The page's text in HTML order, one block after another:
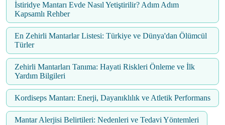
İstiridye Mantarı Evde Nasıl Yetiştirilir? Adım Adım
Kapsamlı Rehber
En Zehirli Mantarlar Listesi: Türkiye ve Dünya'dan Ölümcül
Türler
Zehirli Mantarları Tanıma: Hayati Riskleri Önleme ve İlk
Yardım Bilgileri
Kordiseps Mantarı: Enerji, Dayanıklılık ve Atletik Performans
Mantar Alerjisi Belirtileri: Nedenleri ve Tedavi Yöntemleri